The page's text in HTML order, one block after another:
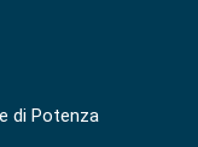
di Potenza